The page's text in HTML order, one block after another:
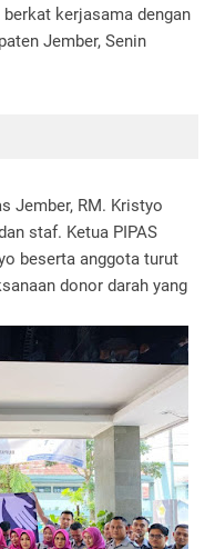
kerjasama dengan
Jember, Senin
Jember, RM. Kristyo
staf. Ketua PIPAS
beserta anggota turut
donor darah yang